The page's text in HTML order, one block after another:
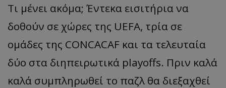
Τι μένει ακόμα; Έντεκα εισιτήρια να
δοθούν σε χώρες της UEFA, τρία σε
ομάδες της CONCACAF και τα τελευταία
δύο στα διηπειρωτικά playoffs. Πριν καλά
καλά συμπληρωθεί το παζλ θα διεξαχθεί